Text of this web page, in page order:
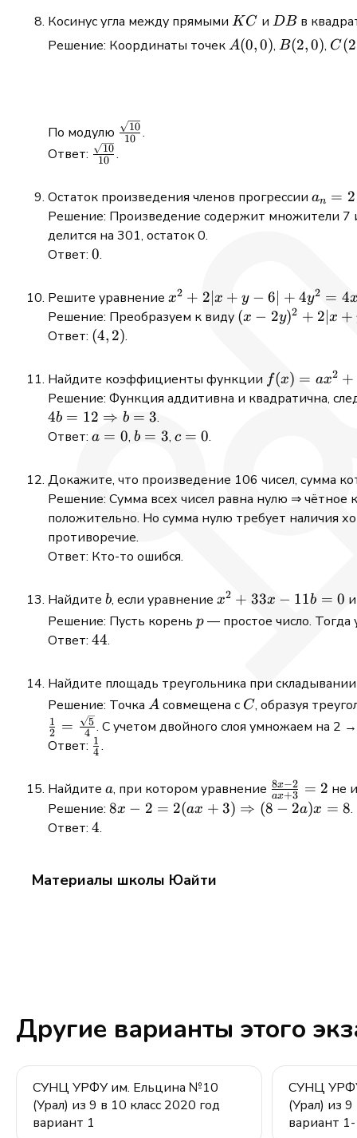
|x|
Косинус угла между прямыми KC
KC и DB
DB в
Решение: Координаты точек A(0,0)
A(0,0),B(2,0)
B(2, 0), C(2
По модулю \frac{\sqrt{10}}
{10}
10
10 .
Ответ: \frac{\sqrt{10}}
{10}
10
10 .
Остаток произведения членов прогрессии a_n
= 2
an = 2
Решение: Произведение содержит множители 7
делится на 301, остаток 0.
Ответ: 0
0.
Решите уравнение x^2
+
+
4y^2
4xy
x2 + 2∣ x + y − 6∣ + 4y2 = 4
Решение: Преобразуем к виду (x -
6| =
0
(x − 2y)2 + 2∣ x +
Ответ: (4,
(4, 2).
Найдите коэффициенты функции f(x)
=
f(x) = ax2 +
Решение: Функция аддитивна и квадратична,
4b = 12 ⇒ b = 3.
Ответ: a
a = 0, b
b = 3, c
c = 0.
Докажите, что произведение 106 чисел, сумма
Решение: Сумма всех чисел равна нулю ⇒ чётное
положительно. Но сумма нулю требует наличия
противоречие.
Ответ: Кто-то ошибся.
Найдите b
b, если уравнение x^2
+
= 0
x2 + 33x − 11b = 0
Решение: Пусть корень p
p — простое число.
Ответ: 44
44.
Найдите площадь треугольника при
Решение: Точка A
A совмещена с C
C, образуя
2
1 = 4
5. С учетом двойного слоя умножаем на 2
Ответ: \frac{1}
4
1 .
Найдите a
a, при котором уравнение \frac{8x
- 2}{ax
ax+3
8x−2 = 2 не
Решение: 8x - 2 =
8x − 2 = 2(ax + 3) ⇒ (8 − 2a)x = 8
Ответ: 4
4.
Материалы школы Юайти
Другие варианты этого
СУНЦ УРФУ им. Ельцина №10
(Урал) из 9 в 10 класс 2020 год
вариант 1
СУНЦ
(Урал) из
вариант